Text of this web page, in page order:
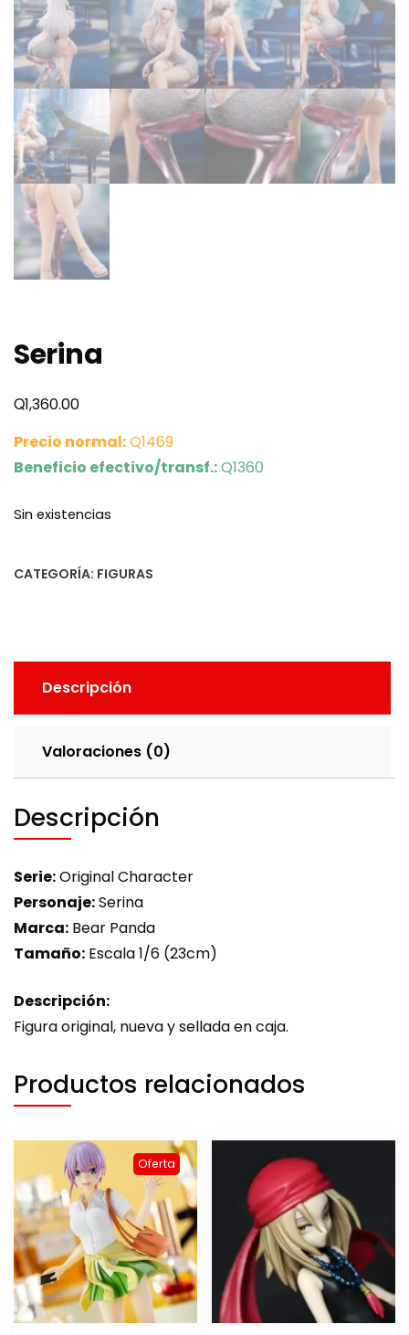
Serina
Q1,360.00
Precio normal:Q1469
Beneficio efectivo/transf.:Q1360
Sin existencias
CATEGORÍA: FIGURAS
Descripción
Valoraciones (0)
Descripción
Serie:Original Character
Personaje:Serina
Marca: Bear Panda
Tamaño: Escala 1/6 (23cm)
Descripción:
Figura original, nueva y sellada en caja.
Productos relacionados
Oferta